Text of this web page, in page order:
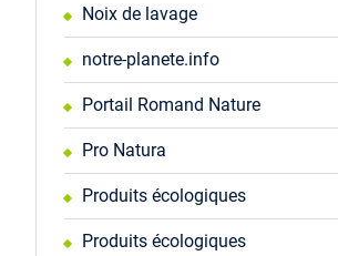
Noix de lavage
notre-planete.info
Portail Romand Nature
Pro Natura
Produits écologiques
Produits écologiques